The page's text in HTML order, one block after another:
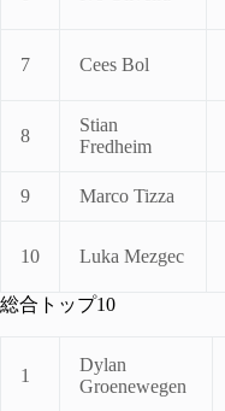
7 Cees Bol
8
Stian
Fredheim
9 Marco Tizza
10 Luka Mezgec
総合トップ10
1
Dylan
Groenewegen